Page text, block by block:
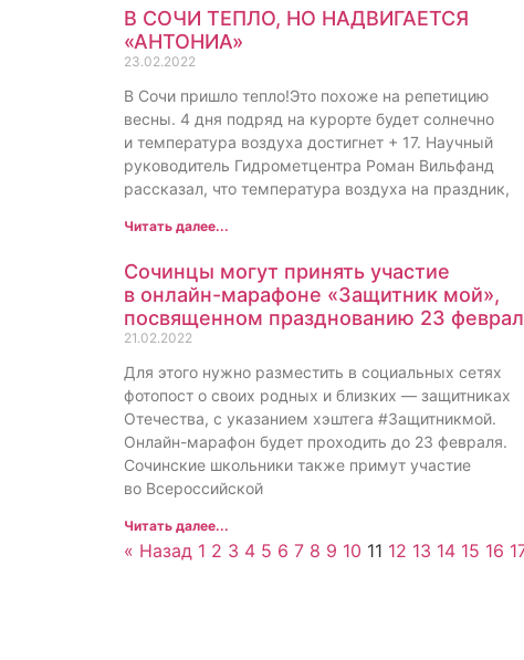
В СОЧИ ТЕПЛО, НО НАДВИГАЕТСЯ
«АНТОНИА»
23.02.2022
В Сочи пришло тепло!Это похоже на репетицию
весны. 4 дня подряд на курорте будет солнечно
и температура воздуха достигнет + 17. Научный
руководитель Гидрометцентра Роман Вильфанд
рассказал, что температура воздуха на праздник,
Читать далее...
Сочинцы могут принять участие
в онлайн-марафоне «Защитник мой»,
посвященном празднованию 23
21.02.2022
Для этого нужно разместить в социальных сетях
фотопост о своих родных и близких — защитниках
Отечества, с указанием хэштега #Защитникмой.
Онлайн-марафон будет проходить до 23 февраля.
Сочинские школьники также примут участие
во Всероссийской
Читать далее...
« Назад 1 2 3 4 5 6 7 8 9 10 11 12 13 14 15 16